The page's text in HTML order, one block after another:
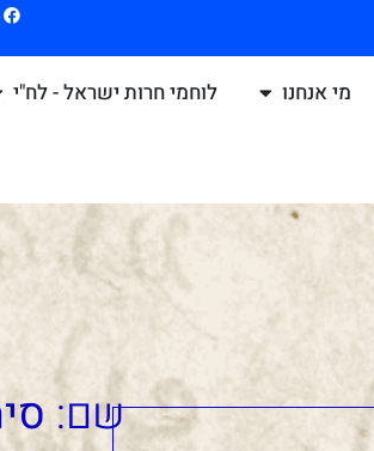
מי אנחנו לוחמי חרות ישראל - לח"י
שם: